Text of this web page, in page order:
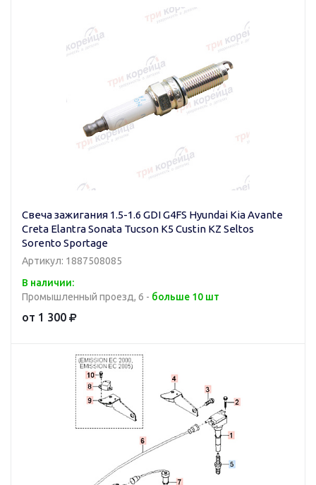
Свеча зажигания 1.5-1.6 GDI G4FS Hyundai Kia Avante
Creta Elantra Sonata Tucson K5 Custin KZ Seltos
Sorento Sportage
Артикул: 1887508085
В наличии:
Промышленный проезд, 6 - больше 10 шт
от 1 300